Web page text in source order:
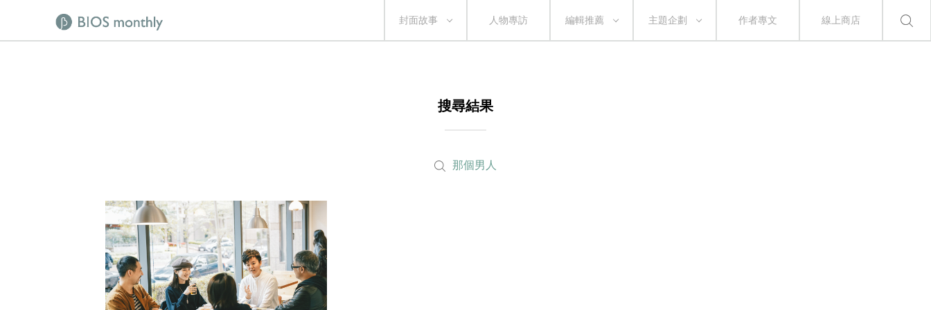
封面故事 人物專訪 編輯推薦 主題企劃 作者專文 線上商店
搜尋結果
那個男人